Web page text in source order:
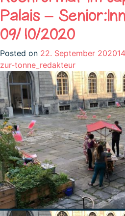
Palais –
09/10/2020
Posted on 22. September 2020
zur-tonne_redakteur